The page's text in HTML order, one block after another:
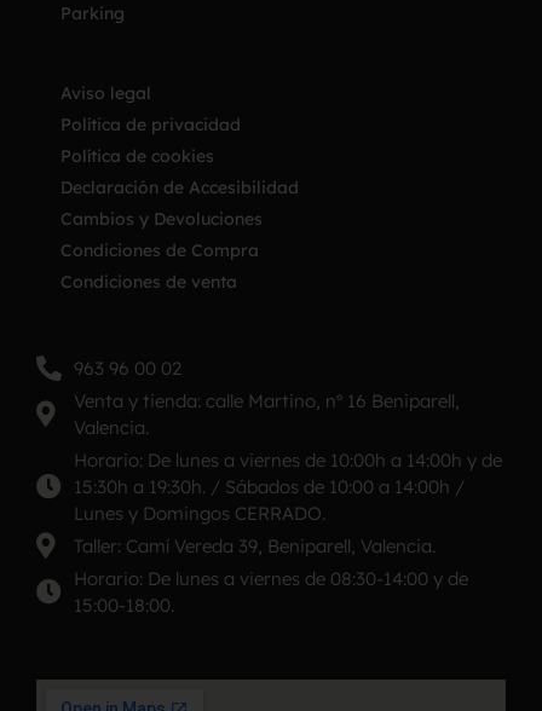
Parking
Aviso legal
Política de privacidad
Política de cookies
Declaración de Accesibilidad
Cambios y Devoluciones
Condiciones de Compra
Condiciones de venta
963 96 00 02
Venta y tienda: calle Martino, nº 16 Beniparell,
Valencia.
Horario: De lunes a viernes de 10:00h a 14:00h y de
15:30h a 19:30h. / Sábados de 10:00 a 14:00h /
Lunes y Domingos CERRADO.
Taller: Camí Vereda 39, Beniparell, Valencia.
Horario: De lunes a viernes de 08:30-14:00 y de
15:00-18:00.